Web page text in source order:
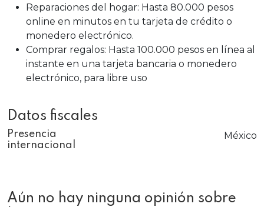
Reparaciones del hogar: Hasta 80.000 pesos
online en minutos en tu tarjeta de crédito o
monedero electrónico.
Comprar regalos: Hasta 100.000 pesos en línea al
instante en una tarjeta bancaria o monedero
electrónico, para libre uso
Datos fiscales
Presencia
internacional
México
Aún no hay ninguna opinión sobre